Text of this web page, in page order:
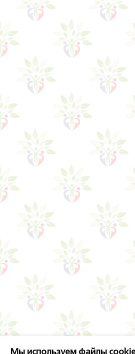
Мы используем файлы